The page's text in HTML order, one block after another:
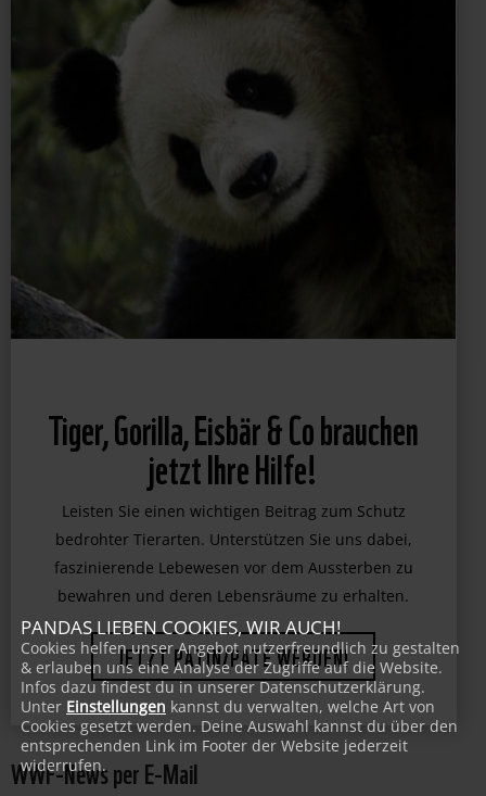
Tiger, Gorilla, Eisbär & Co brauchen
jetzt Ihre Hilfe!
Leisten Sie einen wichtigen Beitrag zum Schutz
bedrohter Tierarten. Unterstützen Sie uns dabei,
faszinierende Lebewesen vor dem Aussterben zu
bewahren und deren Lebensräume zu erhalten.
JETZT PATIN/PATE WERDEN!
WWF-News per E-Mail
PANDAS LIEBEN COOKIES, WIR AUCH!
Cookies helfen unser Angebot nutzerfreundlich zu gestalten
& erlauben uns eine Analyse der Zugriffe auf die Website.
Infos dazu findest du in unserer Datenschutzerklärung.
Unter Einstellungen kannst du verwalten, welche Art von
Cookies gesetzt werden. Deine Auswahl kannst du über den
entsprechenden Link im Footer der Website jederzeit
widerrufen.